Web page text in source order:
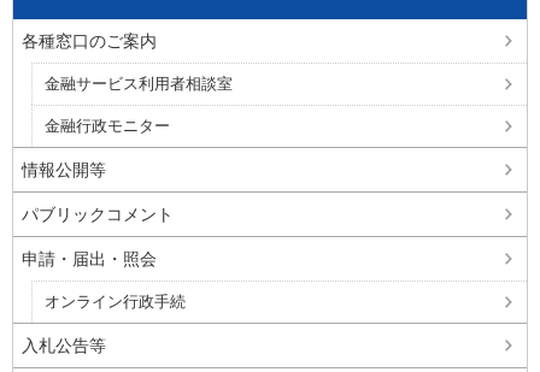
各種窓口のご案内
金融サービス利用者相談室
金融行政モニター
情報公開等
パブリックコメント
申請・届出・照会
オンライン行政手続
入札公告等